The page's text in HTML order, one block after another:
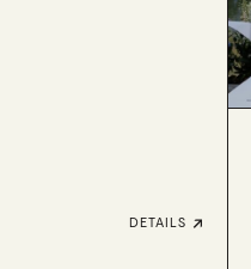
DETAILS